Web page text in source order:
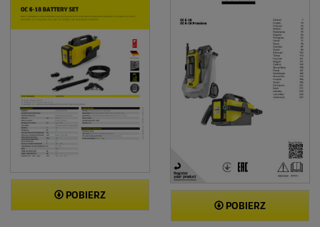
POBIERZ
POBIERZ